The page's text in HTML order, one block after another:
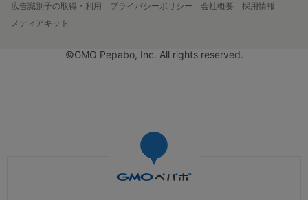
広告識別子の取得・利用
プライバシーポリシー 会社概要
採用情報
メディアキット
©GMO Pepabo, Inc. All rights reserved.